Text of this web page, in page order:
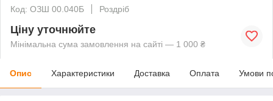
Код: ОЗШ 00.040Б
Роздріб
Ціну уточнюйте
Мінімальна сума замовлення на сайті — 1 000 ₴
Опис Характеристики Доставка Оплата Умови